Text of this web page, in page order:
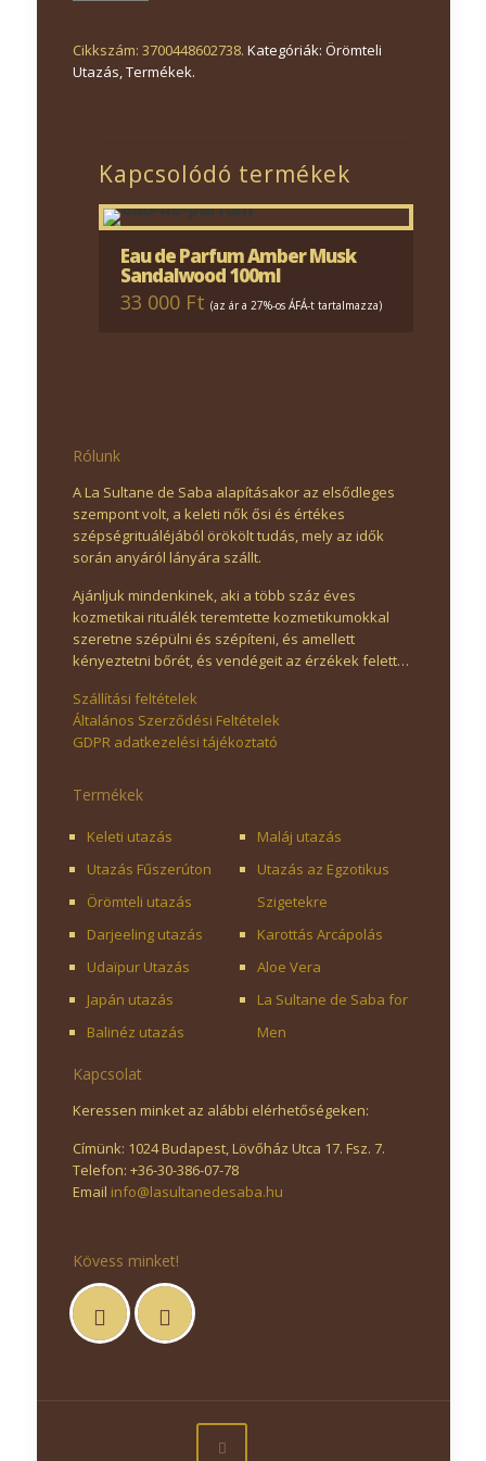
Cikkszám: 3700448602738. Kategóriák: Örömteli
Utazás Termékek.
Kapcsolódó termékek
Eau de Parfum Amber Musk
Sandalwood 100ml
33 000 Ft (az ár a 27%-os ÁFÁ-t tartalmazza)
Rólunk
A La Sultane de Saba alapításakor az elsődleges
szempont volt, a keleti nők ősi és értékes
szépségrituáléjából örökölt tudás, mely az idők
során anyáról lányára szállt.
Ajánljuk mindenkinek, aki a több száz éves
kozmetikai rituálék teremtette kozmetikumokkal
szeretne szépülni és szépíteni, és amellett
kényeztetni bőrét, és vendégeit az érzékek felett…
Szállítási feltételek
Általános Szerződési Feltételek
GDPR adatkezelési tájékoztató
Termékek
Keleti utazás
Utazás Fűszerúton
Örömteli utazás
Darjeeling utazás
Udaïpur Utazás
Japán utazás
Balinéz utazás
Maláj utazás
Utazás az Egzotikus
Szigetekre
Karottás Arcápolás
Aloe Vera
La Sultane de Saba for
Men
Kapcsolat
Keressen minket az alábbi elérhetőségeken:
Címünk: 1024 Budapest, Lövőház Utca 17. Fsz. 7.
Telefon: +36-30-386-07-78
Email info@lasultanedesaba.hu
Kövess minket!